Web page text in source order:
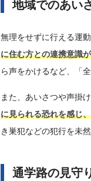
地域でのあい
無理をせずに行える運
に住む方との連携意識
ら声をかけるなど、「
また、あいさつや声掛
に見られる恐れを感じ
き巣犯などの犯行を未
通学路の見守